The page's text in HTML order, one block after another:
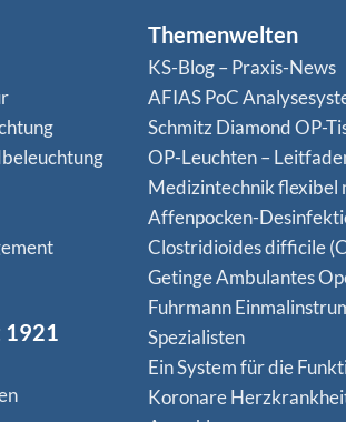
1921
Themenwelten
KS-Blog – Praxis-News
AFIAS PoC
Schmitz Diamond OP-
OP-Leuchten –
Medizintechnik flexibel
Affenpocken-
Clostridioides difficile
Getinge Ambulantes
Fuhrmann
Spezialisten
Ein System für die
Koro­nare